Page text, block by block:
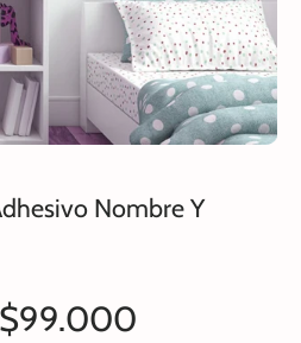
Nombre Y
$99.000